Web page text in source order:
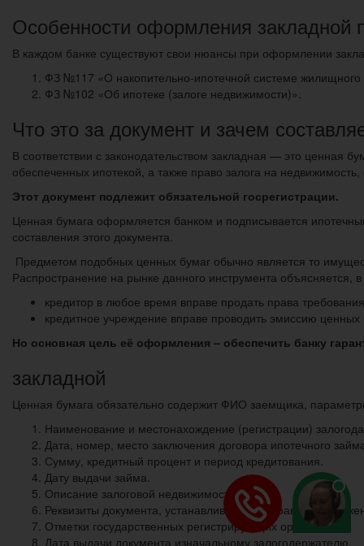
Особенности оформления закладной
В каждом банке существуют свои нюансы при оформлении
ФЗ №117 «О накопительно-ипотечной системе
ФЗ №102 «Об ипотеке (залоге недвижимости)».
Что это за документ и зачем
В соответствии с законодательством закладная — это ценная
обеспеченных ипотекой, а также право залога на
Этот документ подлежит обязательной госрегистрации.
Ценная бумага оформляется банком и подписывается
составления этого документа.
Предметом подобных ценных бумаг обычно является то
Распространение на рынке данного инструмента
кредитор в любое время вправе продать права
кредитное учреждение вправе проводить эмиссию
Но основная цель её оформления – обеспечить банку
закладной
Ценная бумага обязательно содержит ФИО заемщика,
Наименование и местонахождение (регистрации)
Дата, номер, место заключения договора ипотечного
Сумму, кредитный процент и период кредитования.
Дату выдачи займа.
Описание залоговой недвижимости.
Реквизиты документа, устанавливающего права на
Отметки государственных регистрирующих органов.
Дата выдачи документа изначальному залогодержателю.